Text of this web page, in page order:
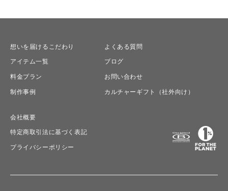
想いを届けるこだわり
アイテム一覧
料金プラン
制作事例
よくある質問
ブログ
お問い合わせ
カルチャーギフト（社外向け）
会社概要
特定商取引法に基づく表記
プライバシーポリシー